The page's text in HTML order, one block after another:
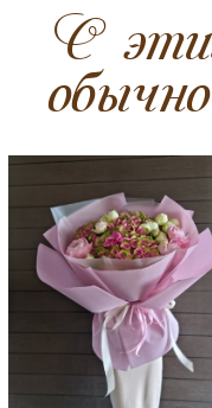
C